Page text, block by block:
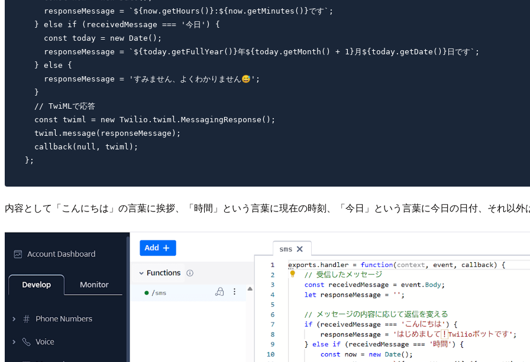
    responseMessage = `${now.getHours()}:${now.getMinutes()}です`;
  } else if (receivedMessage === '今日') {
    const today = new Date();
    responseMessage = `${today.getFullYear()}年${today.getMonth() + 1}月${today.getDate()}日です`;
  } else {
    responseMessage = 'すみません、よくわかりません😅';
  }
  // TwiMLで応答
  const twiml = new Twilio.twiml.MessagingResponse();
  twiml.message(responseMessage);
  callback(null, twiml);
内容として「こんにちは」の言葉に挨拶、「時間」という言葉に現在の時刻、「今日」という言葉に今日の日付、それ以